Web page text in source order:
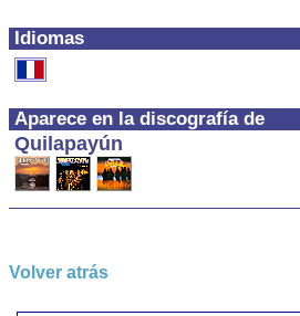
Idiomas
Aparece en la discografía de
Quilapayún
Volver atrás